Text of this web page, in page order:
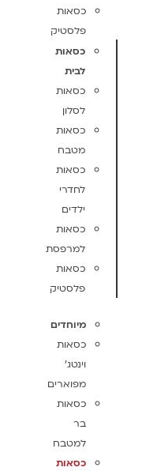
כסאות
פלסטיק
כסאות
לבית
כסאות
לסלון
כסאות
מטבח
כסאות
לחדרי
ילדים
כסאות
למרפסת
כסאות
פלסטיק
מיוחדים
כסאות
וינטג'
מפוארים
כסאות
בר
למטבח
כסאות